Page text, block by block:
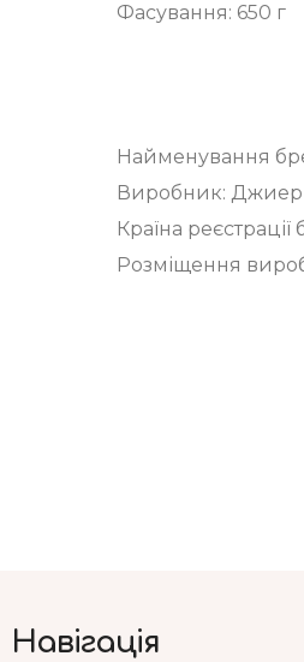
Фасування: 650 г
Найменування
Виробник:
Країна
Розміщення
Навігація